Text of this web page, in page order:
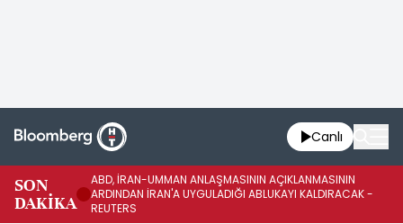
Canlı
SON
DAKİKA
ABD, İRAN-UMMAN ANLAŞMASININ AÇIKLANMASININ
ARDINDAN İRAN'A UYGULADIĞI ABLUKAYI KALDIRACAK -
REUTERS